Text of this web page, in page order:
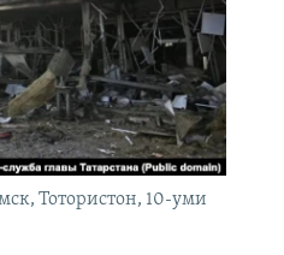
Тотористон, 10-уми